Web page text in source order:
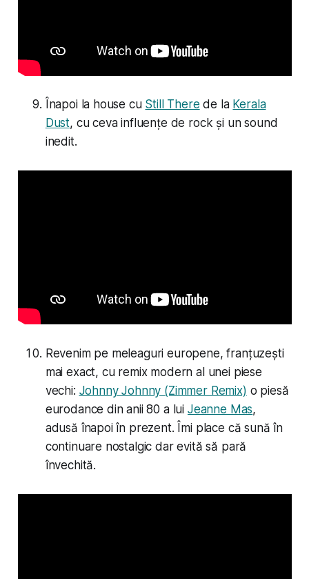
Înapoi la house cu Still There de la Kerala
Dust, cu ceva influențe de rock și un sound
inedit.
Revenim pe meleaguri europene, franțuzești
mai exact, cu remix modern al unei piese
vechi: Johnny Johnny (Zimmer Remix) o piesă
eurodance din anii 80 a lui Jeanne Mas,
adusă înapoi în prezent. Îmi place că sună în
continuare nostalgic dar evită să pară
învechită.